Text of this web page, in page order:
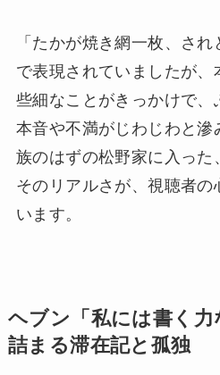
「たかが焼き網一枚、さ
で表現されていましたが、
些細なことがきっかけで、
本音や不満がじわじわと滲
族のはずの松野家に入っ
そのリアルさが、視聴者の
います。
ヘブン「私には書く
詰まる滞在記と孤独